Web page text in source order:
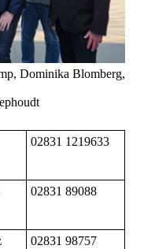
Dominika Blomberg,
02831 1219633
02831 89088
02831 98757